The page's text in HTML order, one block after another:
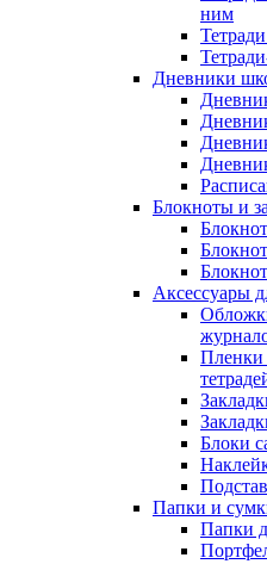
ним
Дневники
Блокноты и
Аксессуары
Пленки
Блоки
Папки и
Папки